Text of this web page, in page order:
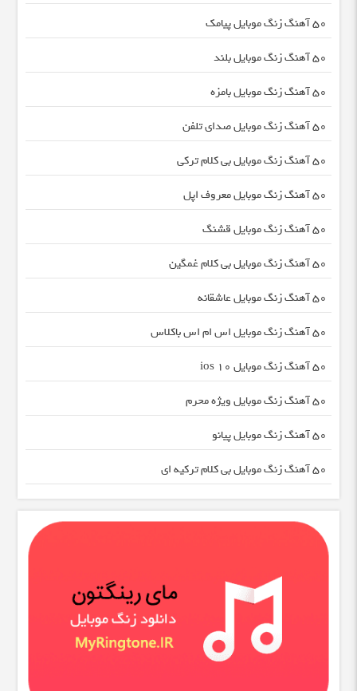
50 آهنگ زنگ موبایل پیامک
50 آهنگ زنگ موبایل بلند
50 آهنگ زنگ موبایل بامزه
50 آهنگ زنگ موبایل صدای تلفن
50 آهنگ زنگ موبایل بی کلام ترکی
50 آهنگ زنگ موبایل معروف اپل
50 آهنگ زنگ موبایل قشنگ
50 آهنگ زنگ موبایل بی کلام غمگین
50 آهنگ زنگ موبایل عاشقانه
50 آهنگ زنگ موبایل اس ام اس باکلاس
50 آهنگ زنگ موبایل ios 10
50 آهنگ زنگ موبایل ویژه محرم
50 آهنگ زنگ موبایل پیانو
50 آهنگ زنگ موبایل بی کلام ترکیه ای